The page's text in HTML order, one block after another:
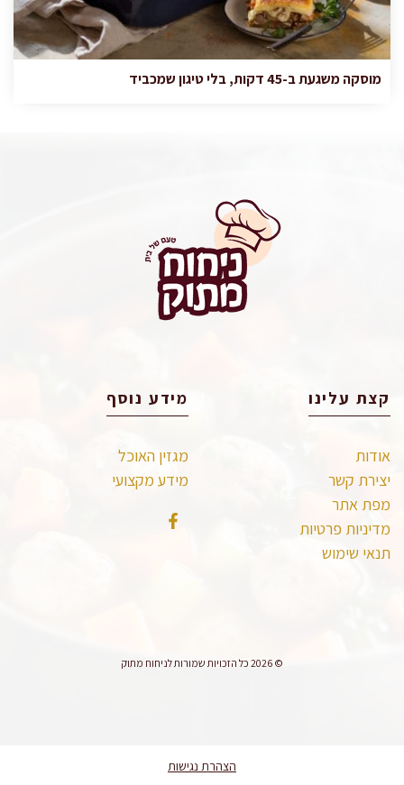
מוסקה משגעת ב-45 דקות, בלי טיגון שמכביד
קצת עלינו
אודות
יצירת קשר
מפת אתר
מדיניות פרטיות
תנאי שימוש
מידע נוסף
מגזין האוכל
מידע מקצועי
© 2026 כל הזכויות שמורות לניחוח מתוק
הצהרת נגישות